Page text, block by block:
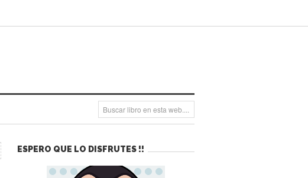
ESPERO QUE LO DISFRUTES !!